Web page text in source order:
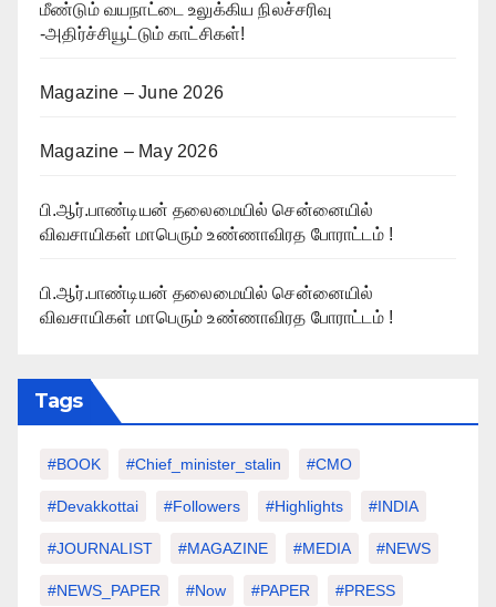
மீண்டும் வயநாட்டை உலுக்கிய நிலச்சரிவு
-அதிர்ச்சியூட்டும் காட்சிகள்!
Magazine – June 2026
Magazine – May 2026
பி.ஆர்.பாண்டியன் தலைமையில் சென்னையில்
விவசாயிகள் மாபெரும் உண்ணாவிரத போராட்டம் !
பி.ஆர்.பாண்டியன் தலைமையில் சென்னையில்
விவசாயிகள் மாபெரும் உண்ணாவிரத போராட்டம் !
Tags
#BOOK #chief_minister_stalin #CMO
#devakkottai #followers #highlights #INDIA
#JOURNALIST #MAGAZINE #MEDIA #NEWS
#NEWS_PAPER #Now #PAPER #PRESS